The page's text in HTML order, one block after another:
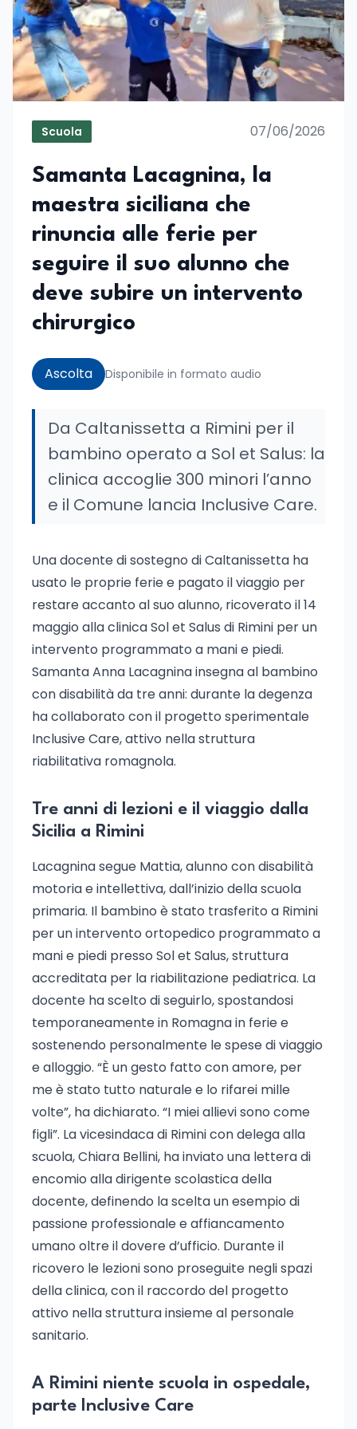
Scuola 07/06/2026
Samanta Lacagnina, la
maestra siciliana che
rinuncia alle ferie per
seguire il suo alunno che
deve subire un intervento
chirurgico
Ascolta Disponibile in formato audio
Da Caltanissetta a Rimini per il
bambino operato a Sol et Salus: la
clinica accoglie 300 minori l’anno
e il Comune lancia Inclusive Care.
Una docente di sostegno di Caltanissetta ha
usato le proprie ferie e pagato il viaggio per
restare accanto al suo alunno, ricoverato il 14
maggio alla clinica Sol et Salus di Rimini per un
intervento programmato a mani e piedi.
Samanta Anna Lacagnina insegna al bambino
con disabilità da tre anni: durante la degenza
ha collaborato con il progetto sperimentale
Inclusive Care, attivo nella struttura
riabilitativa romagnola.
Tre anni di lezioni e il viaggio dalla
Sicilia a Rimini
Lacagnina segue Mattia, alunno con disabilità
motoria e intellettiva, dall’inizio della scuola
primaria. Il bambino è stato trasferito a Rimini
per un intervento ortopedico programmato a
mani e piedi presso Sol et Salus, struttura
accreditata per la riabilitazione pediatrica. La
docente ha scelto di seguirlo, spostandosi
temporaneamente in Romagna in ferie e
sostenendo personalmente le spese di viaggio
e alloggio. “È un gesto fatto con amore, per
me è stato tutto naturale e lo rifarei mille
volte”, ha dichiarato. “I miei allievi sono come
figli”. La vicesindaca di Rimini con delega alla
scuola, Chiara Bellini, ha inviato una lettera di
encomio alla dirigente scolastica della
docente, definendo la scelta un esempio di
passione professionale e affiancamento
umano oltre il dovere d’ufficio. Durante il
ricovero le lezioni sono proseguite negli spazi
della clinica, con il raccordo del progetto
attivo nella struttura insieme al personale
sanitario.
A Rimini niente scuola in ospedale,
parte Inclusive Care